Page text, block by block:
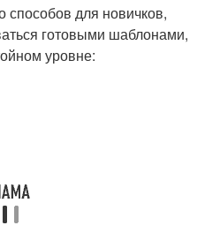
способов для новичков,
готовыми шаблонами,
уровне: